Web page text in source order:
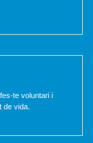
te voluntari i
de vida.